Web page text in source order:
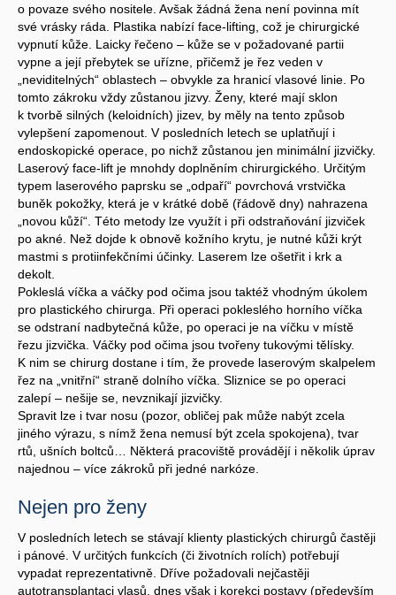
o povaze svého nositele. Avšak žádná žena není povinna mít
své vrásky ráda. Plastika nabízí face-lifting, což je chirurgické
vypnutí kůže. Laicky řečeno – kůže se v požadované partii
vypne a její přebytek se uřízne, přičemž je řez veden v
„neviditelných“ oblastech – obvykle za hranicí vlasové linie. Po
tomto zákroku vždy zůstanou jizvy. Ženy, které mají sklon
k tvorbě silných (keloidních) jizev, by měly na tento způsob
vylepšení zapomenout. V posledních letech se uplatňují i
endoskopické operace, po nichž zůstanou jen minimální jizvičky.
Laserový face-lift je mnohdy doplněním chirurgického. Určitým
typem laserového paprsku se „odpaří“ povrchová vrstvička
buněk pokožky, která je v krátké době (řádově dny) nahrazena
„novou kůží“. Této metody lze využít i při odstraňování jizviček
po akné. Než dojde k obnově kožního krytu, je nutné kůži krýt
mastmi s protiinfekčními účinky. Laserem lze ošetřit i krk a
dekolt.
Pokleslá víčka a váčky pod očima jsou taktéž vhodným úkolem
pro plastického chirurga. Při operaci pokleslého horního víčka
se odstraní nadbytečná kůže, po operaci je na víčku v místě
řezu jizvička. Váčky pod očima jsou tvořeny tukovými tělísky.
K nim se chirurg dostane i tím, že provede laserovým skalpelem
řez na „vnitřní“ straně dolního víčka. Sliznice se po operaci
zalepí – nešije se, nevznikají jizvičky.
Spravit lze i tvar nosu (pozor, obličej pak může nabýt zcela
jiného výrazu, s nímž žena nemusí být zcela spokojena), tvar
rtů, ušních boltců… Některá pracoviště provádějí i několik úprav
najednou – více zákroků při jedné narkóze.
Nejen pro ženy
V posledních letech se stávají klienty plastických chirurgů častěji
i pánové. V určitých funkcích (či životních rolích) potřebují
vypadat reprezentativně. Dříve požadovali nejčastěji
autotransplantaci vlasů, dnes však i korekci postavy (především